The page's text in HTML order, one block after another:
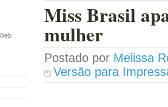
Miss Brasil
mulher
Postado por Melissa
Versão para